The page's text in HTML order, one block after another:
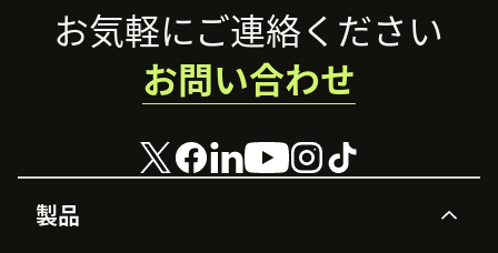
ださい。
Footer
製品
お気軽にご連絡ください
お問い合わせ